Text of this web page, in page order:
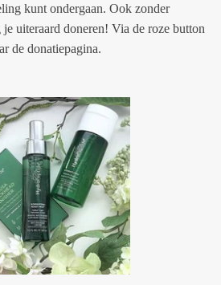
kunt ondergaan. Ook zonder
uiteraard doneren! Via de roze button
de donatiepagina.